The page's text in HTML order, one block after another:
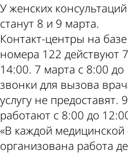
У женских
станут 8 и 9 марта.
Контакт-центры на
номера 122 действуют
14:00. 7 марта с 8:00
звонки для вызова
услугу не предоставят.
работают с 8:00 до
«В каждой медицинской
организована работа